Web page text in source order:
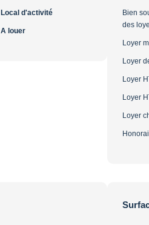
Local d'activité
A louer
Bien
des
Loyer
Loyer
Loyer
Loyer
Loyer